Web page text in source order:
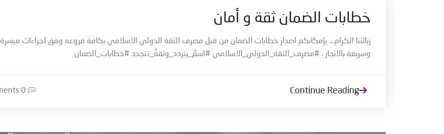
خطابات الضمان ثقة و أمان
زبائننا الكرام… بإمكانكم اصدار خطابات الضمان من قبل مصرف الثقة الدولي الاسلامي بكافة فروعه وفق اجراءات ميسرة
وسريعة بالانجاز . #مصرف_الثقة_الدولي_الاسلامي #اسمٌ_يتردد_وثقةٌ_تتجدد #خطابات_الضمان
Continue Reading
0 Comments